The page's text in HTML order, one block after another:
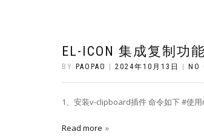
EL-ICON 集成复制功能
BY PAOPAO 2024年10月13日 NO
1、安装v-clipboard插件 命令如下 #使
Read more